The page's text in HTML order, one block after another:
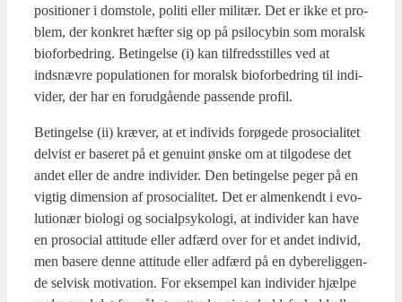
posi­tio­ner i dom­sto­le, poli­ti eller mili­tær. Det er ikke et pro­
blem, der kon­kret hæf­ter sig op på psi­lo­cy­bin som moralsk
bio­for­bed­ring. Betin­gel­se (i) kan til­freds­stil­les ved at
indsnæv­re popu­la­tio­nen for moralsk bio­for­bed­ring til indi­
vi­der, der har en for­ud­gå­en­de pas­sen­de pro­fil.
Betin­gel­se (ii) kræ­ver, at et indi­vids for­ø­ge­de pro­so­ci­a­li­tet
del­vist er base­ret på et genu­int ønske om at til­go­de­se det
andet eller de andre indi­vi­der. Den betin­gel­se peger på en
vig­tig dimen­sion af pro­so­ci­a­li­tet. Det er almen­kendt i evo­
lu­tio­nær bio­lo­gi og soci­alp­sy­ko­lo­gi, at indi­vi­der kan have
en pro­so­ci­al atti­tu­de eller adfærd over for et andet indi­vid,
men base­re den­ne atti­tu­de eller adfærd på en dybe­re­lig­gen­
de sel­visk moti­va­tion. For eksem­pel kan indi­vi­der hjæl­pe